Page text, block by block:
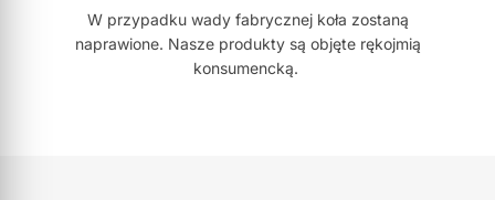
W przypadku wady fabrycznej koła zostaną
naprawione. Nasze produkty są objęte rękojmią
konsumencką.